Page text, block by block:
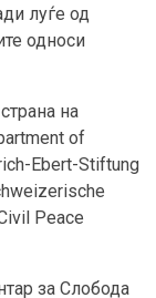
луѓе од
односи
на
of
Ebert-Stiftung
Peace
за Слобода